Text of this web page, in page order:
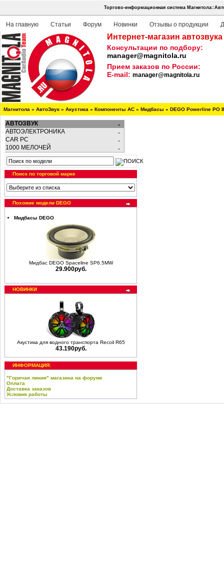
Торгово-информационная система
На главную Статьи Форум Новинки Отзывы о продукции
Интернет-магазин
Консультации по подбору:
manager@magnitola.ru
Прием заказов по России:
E-mail: manager@magnitola.ru
Магнитола » АвтоЗвук » Акустика » Компоненты АС » Мидбасы » DEGO Powerline PO
АВТОЗВУК
АВТОЭЛЕКТРОНИКА
CAR PC
1000 МЕЛОЧЕЙ
Поиск по торговой марке
Похожие модели DEGO
Мидбасы DEGO
Мидбас DEGO Spaceline SP6.5MW
29.900руб.
НОВИНКИ
Акустика для водного транспорта Recoil R65
43.190руб.
ИНФОРМАЦИЯ:
"Горячая линия" магазина на форуме
Оплата
Доставка заказов
Условия работы